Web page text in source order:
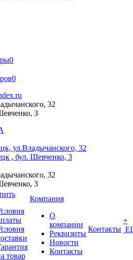
0
0
32
3
ул.Владычанского, 32
, бул. Шевченко, 3
32
3
товар
Компания
О
компании
Реквизиты
Новости
Контакты
Контакты
+